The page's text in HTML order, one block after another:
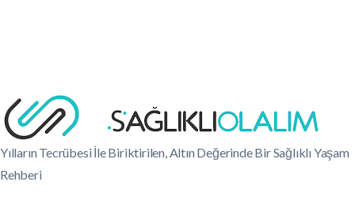
Yılların Tecrübesi İle Biriktirilen, Altın Değerinde Bir Sağlıklı Yaşam
Rehberi